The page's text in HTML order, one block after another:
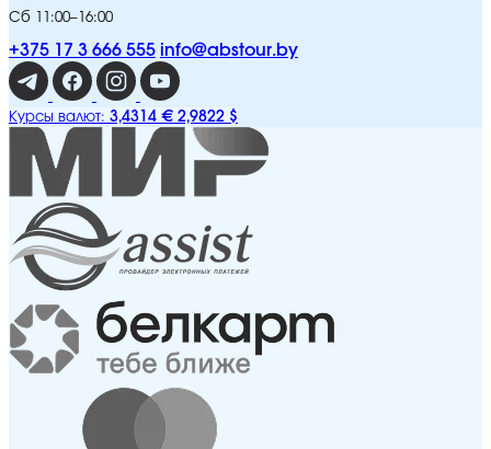
Сб 11:00–16:00
+375 17 3 666 555 info@abstour.by
Курсы валют: 3,4314 € 2,9822 $